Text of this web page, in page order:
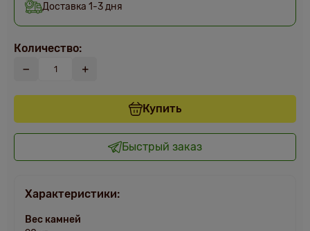
Доставка 1-3 дня
Количество:
Купить
Быстрый заказ
Характеристики:
Вес камней